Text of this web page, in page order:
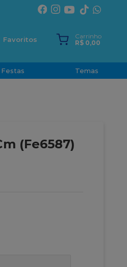
DESDE 2001
Carrinho
R$ 0,00
Festas Temas
(Fe6587)